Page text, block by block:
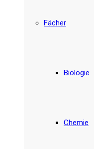
Fächer
Biologie
Chemie